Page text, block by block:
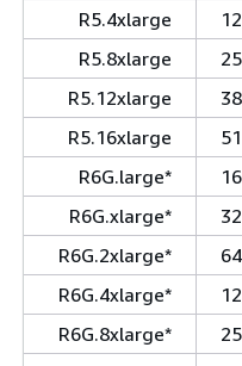
R5.4xlarge
R5.8xlarge
R5.12xlarge
R5.16xlarge
R6G.large*
16
R6G.xlarge*
32
R6G.2xlarge*
64
R6G.4xlarge*
R6G.8xlarge*